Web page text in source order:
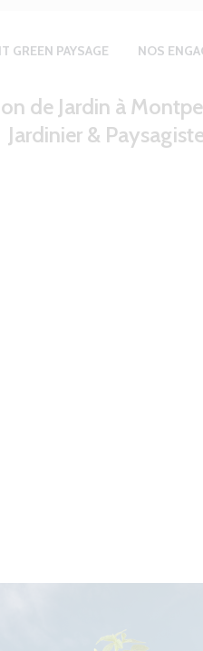
GREEN PAYSAGE NOS
de Jardin à
Jardinier &